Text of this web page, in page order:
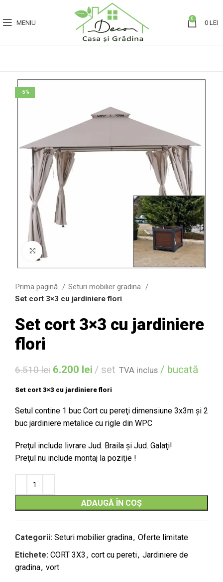
MENIU
0
0 LEI
-5%
Click to enlarge
Prima pagină
Seturi mobilier gradina
Set cort 3×3 cu jardiniere flori
Set cort 3×3 cu jardiniere
flori
6.510lei 6.200 lei set TVA inclus / bucată
Set cort 3×3 cu jardiniere flori
Setul contine 1 buc Cort cu pereţi dimensiune 3x3m şi 2
buc jardiniere metalice cu rigle din WPC
Preţul include livrare Jud. Braila şi Jud. Galaţi!
Preţul nu include montaj la poziţie !
ADAUGĂ ÎN COȘ
Categorii: Seturi mobilier gradina, Oferte limitate
Etichete: CORT 3X3 , cort cu pereti, Jardiniere de
gradina, vort